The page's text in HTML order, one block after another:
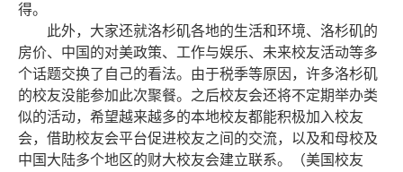
得。
此外，大家还就洛杉矶各地的生活和环境、洛杉矶的
房价、中国的对美政策、工作与娱乐、未来校友活动等多
个话题交换了自己的看法。由于税季等原因，许多洛杉矶
的校友没能参加此次聚餐。之后校友会还将不定期举办类
似的活动，希望越来越多的本地校友都能积极加入校友
会，借助校友会平台促进校友之间的交流，以及和母校及
中国大陆多个地区的财大校友会建立联系。（美国校友